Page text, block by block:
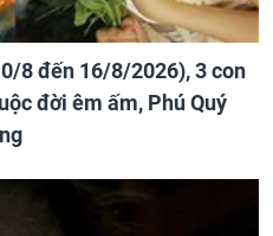
8 đến 16/8/2026), 3 con
đời êm ấm, Phú Quý